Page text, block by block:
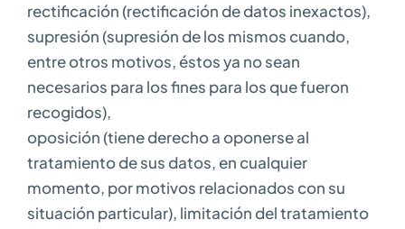
rectificación (rectificación de datos inexactos),
supresión (supresión de los mismos cuando,
entre otros motivos, éstos ya no sean
necesarios para los fines para los que fueron
recogidos),
oposición (tiene derecho a oponerse al
tratamiento de sus datos, en cualquier
momento, por motivos relacionados con su
situación particular), limitación del tratamiento